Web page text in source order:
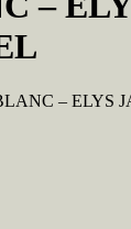
– ELYS